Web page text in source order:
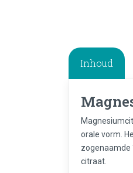
Inhoud
orale vorm.
zogenaamde
citraat.